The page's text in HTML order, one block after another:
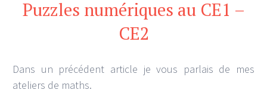
Puzzles numériques au CE1 –
CE2
Dans un précédent article je vous parlais de mes
ateliers de maths.